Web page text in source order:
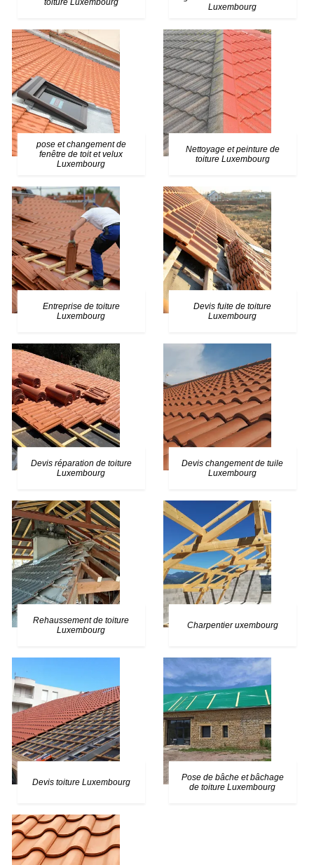
toiture Luxembourg
Luxembourg
pose et changement de
fenêtre de toit et velux
Luxembourg
Nettoyage et peinture de
toiture Luxembourg
Entreprise de toiture
Luxembourg
Devis fuite de toiture
Luxembourg
Devis réparation de toiture
Luxembourg
Devis changement de tuile
Luxembourg
Rehaussement de toiture
Luxembourg
Charpentier uxembourg
Devis toiture Luxembourg
Pose de bâche et bâchage
de toiture Luxembourg